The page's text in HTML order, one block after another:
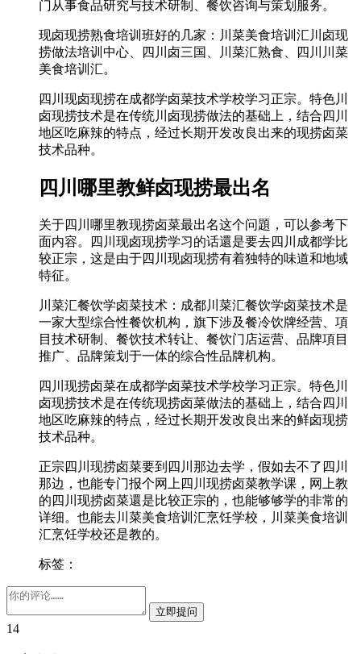
门从事食品研究与技术研制、餐饮咨询与策划服务。
现卤现捞熟食培训班好的几家：川菜美食培训汇川卤现
捞做法培训中心、四川卤三国、川菜汇熟食、四川川菜
美食培训汇。
四川现卤现捞在成都学卤菜技术学校学习正宗。特色川
卤现捞技术是在传统川卤现捞做法的基础上，结合四川
地区吃麻辣的特点，经过长期开发改良出来的现捞卤菜
技术品种。
四川哪里教鲜卤现捞最出名
关于四川哪里教现捞卤菜最出名这个问題，可以参考下
面内容。四川现卤现捞学习的话還是要去四川成都学比
较正宗，这是由于四川现卤现捞有着独特的味道和地域
特征。
川菜汇餐饮学卤菜技术：成都川菜汇餐饮学卤菜技术是
一家大型综合性餐饮机构，旗下涉及餐冷饮牌经营、項
目技术研制、餐饮技术转让、餐饮门店运营、品牌項目
推广、品牌策划于一体的综合性品牌机构。
四川现捞卤菜在成都学卤菜技术学校学习正宗。特色川
卤现捞技术是在传统现捞卤菜做法的基础上，结合四川
地区吃麻辣的特点，经过长期开发改良出来的鲜卤现捞
技术品种。
正宗四川现捞卤菜要到四川那边去学，假如去不了四川
那边，也能专门报个网上四川现捞卤菜教学课，网上教
的四川现捞卤菜還是比较正宗的，也能够够学的非常的
详细。也能去川菜美食培训汇烹饪学校，川菜美食培训
汇烹饪学校还是教的。
标签：
14